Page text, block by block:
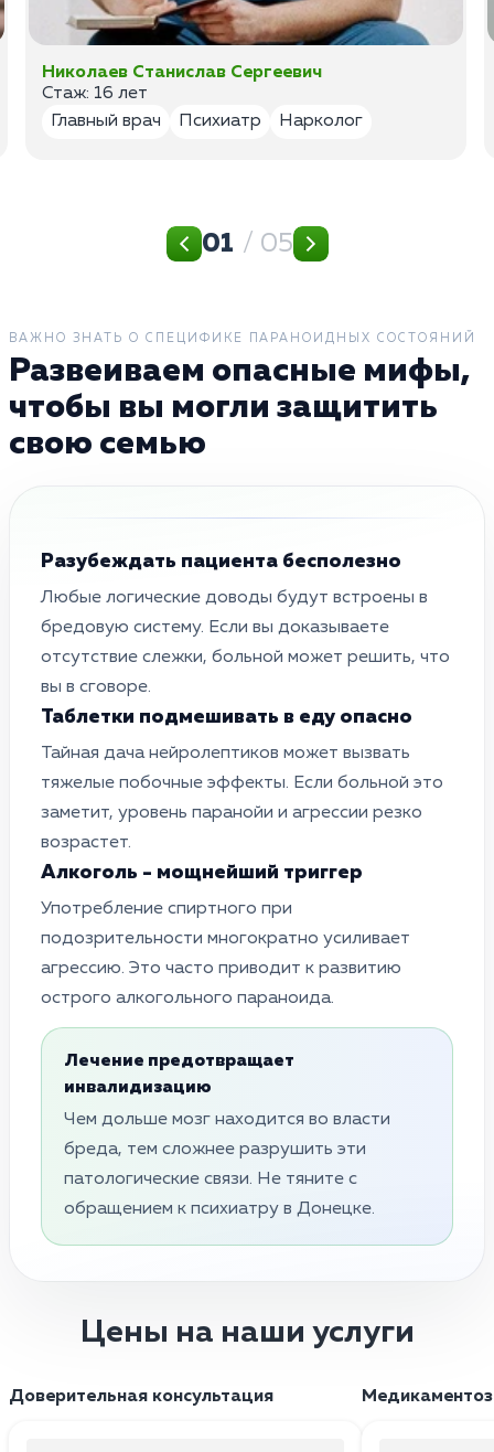
Николаев Станислав Сергеевич
Стаж: 16 лет
Главный врач
Психиатр Нарколог
01 / 05
ВАЖНО ЗНАТЬ О СПЕЦИФИКЕ ПАРАНОИДНЫХ СОСТОЯНИЙ
Развеиваем опасные мифы,
чтобы вы могли защитить
свою семью
Разубеждать пациента бесполезно
Любые логические доводы будут встроены в
бредовую систему. Если вы доказываете
отсутствие слежки, больной может решить, что
вы в сговоре.
Таблетки подмешивать в еду опасно
Тайная дача нейролептиков может вызвать
тяжелые побочные эффекты. Если больной это
заметит, уровень паранойи и агрессии резко
возрастет.
Алкоголь - мощнейший триггер
Употребление спиртного при
подозрительности многократно усиливает
агрессию. Это часто приводит к развитию
острого алкогольного параноида.
Лечение предотвращает
инвалидизацию
Чем дольше мозг находится во власти
бреда, тем сложнее разрушить эти
патологические связи. Не тяните с
обращением к психиатру в Донецке.
Цены на наши услуги
Доверительная консультация